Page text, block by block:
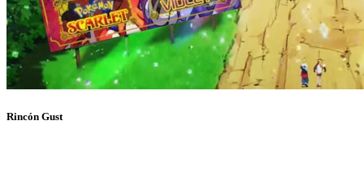
Rincón Gust